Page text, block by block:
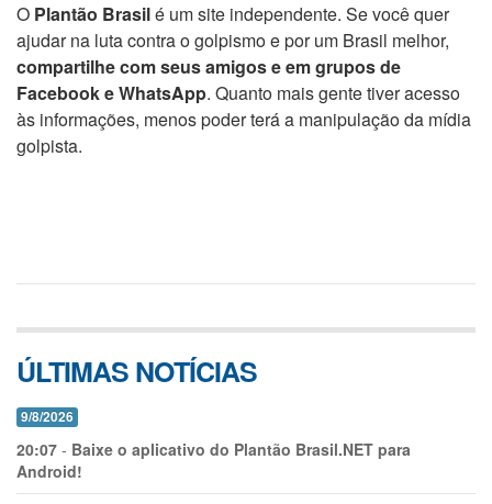
O Plantão Brasilé um site independente. Se você quer
ajudar na luta contra o golpismo e por um Brasil melhor,
compartilhe com seus amigos e em grupos de
Facebook e WhatsApp. Quanto mais gente tiver acesso
às informações, menos poder terá a manipulação da mídia
golpista.
ÚLTIMAS NOTÍCIAS
9/8/2026
20:07 - Baixe o aplicativo do Plantão Brasil.NET para
Android!